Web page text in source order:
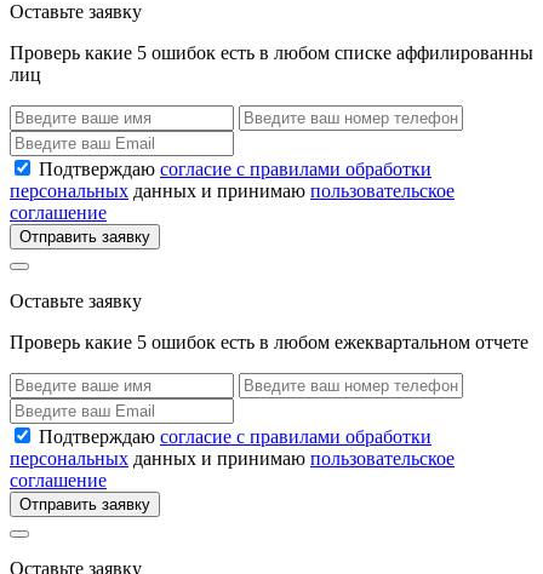
Оставьте заявку
Проверь какие 5 ошибок есть в любом списке аффилированны
лиц
Подтверждаю согласие с правилами обработки
персональных данных и принимаю пользовательское
соглашение
Отправить заявку
Оставьте заявку
Проверь какие 5 ошибок есть в любом ежеквартальном отчете
Подтверждаю согласие с правилами обработки
персональных данных и принимаю пользовательское
соглашение
Отправить заявку
Оставьте заявку